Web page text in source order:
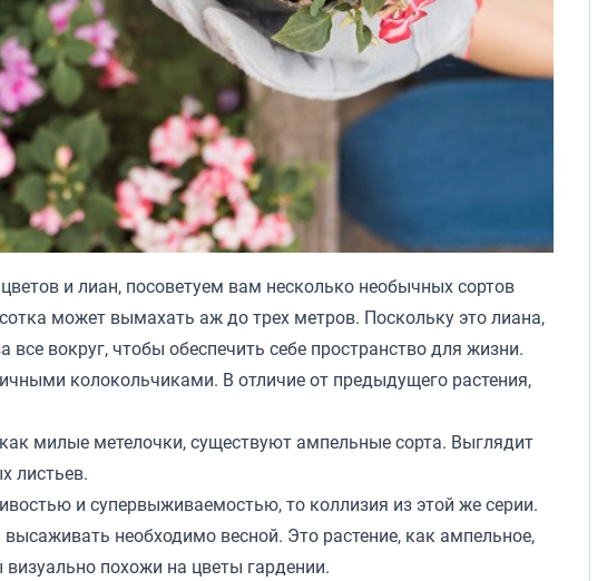
и лиан, посоветуем вам несколько необычных сортов
может вымахать аж до трех метров. Поскольку это лиана,
все вокруг, чтобы обеспечить себе пространство для жизни.
колокольчиками. В отличие от предыдущего растения,
милые метелочки, существуют ампельные сорта. Выглядит
листьев.
и супервыживаемостью, то коллизия из этой же серии.
необходимо весной. Это растение, как ампельное,
похожи на цветы гардении.